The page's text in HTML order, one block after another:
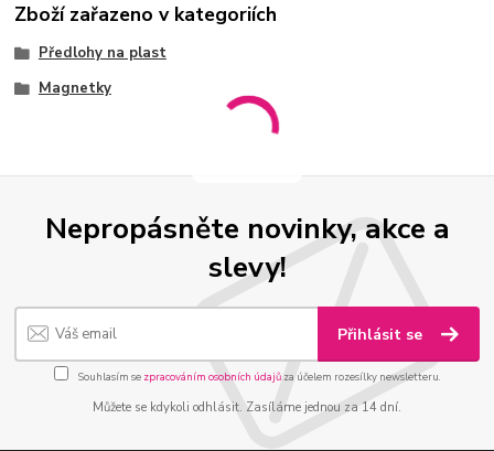
Zboží zařazeno v kategoriích
Předlohy na plast
Magnetky
Nepropásněte novinky, akce a
slevy!
Přihlásit se
Souhlasím se zpracováním osobních údajůza účelem rozesílky newsletteru.
Můžete se kdykoli odhlásit. Zasíláme jednou za 14 dní.